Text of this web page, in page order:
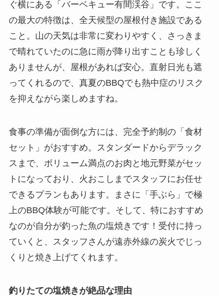
ぐ横にある「バーベキュー有間渓谷」です。ここ
の最大の特徴は、全天候型の屋根付き施設である
こと。山の天気は非常に変わりやすく、さっきま
で晴れていたのに急に雨が降り出すことも珍しく
ありませんが、屋根があれば安心。直射日光も遮
ってくれるので、真夏のBBQでも熱中症のリスク
を抑えながら楽しめますね。
食事の準備が面倒な方には、完全予約制の「食材
セット」がおすすめ。スタンダードからデラック
スまで、ボリューム満点のお肉と地元野菜がセッ
トになっており、火おこしまでスタッフにお任せ
できるプランもあります。まさに「手ぶら」で極
上のBBQ体験が可能です。そして、特におすすめ
なのが自分が釣った魚の塩焼きです！受付に持っ
ていくと、スタッフさんが遠赤外線の炭火でじっ
くりと焼き上げてくれます。
釣りたての塩焼きが絶品な理由